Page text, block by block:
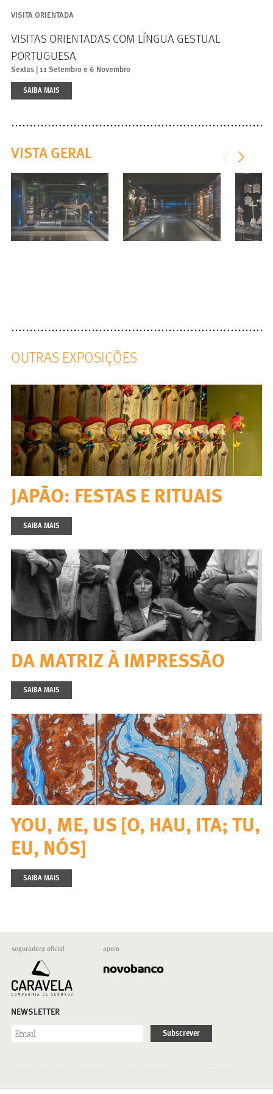
VISITA ORIENTADA
VISITAS ORIENTADAS COM LÍNGUA GESTUAL
PORTUGUESA
Sextas | 11 Setembro e 6 Novembro
SAIBA MAIS
VISTA GERAL < >
OUTRAS EXPOSIÇÕES
JAPÃO: FESTAS E RITUAIS
SAIBA MAIS
DA MATRIZ À IMPRESSÃO
SAIBA MAIS
YOU, ME, US [O, HAU, ITA; TU,
EU, NÓS]
SAIBA MAIS
seguradora oficial apoio
NEWSLETTER
Subscrever